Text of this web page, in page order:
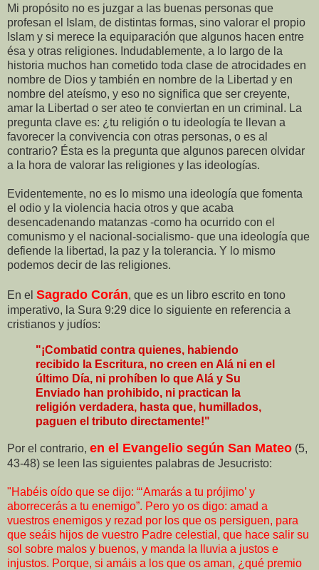
Mi propósito no es juzgar a las buenas personas que
profesan el Islam, de distintas formas, sino valorar el propio
Islam y si merece la equiparación que algunos hacen entre
ésa y otras religiones. Indudablemente, a lo largo de la
historia muchos han cometido toda clase de atrocidades en
nombre de Dios y también en nombre de la Libertad y en
nombre del ateísmo, y eso no significa que ser creyente,
amar la Libertad o ser ateo te conviertan en un criminal. La
pregunta clave es: ¿tu religión o tu ideología te llevan a
favorecer la convivencia con otras personas, o es al
contrario? Ésta es la pregunta que algunos parecen olvidar
a la hora de valorar las religiones y las ideologías.
Evidentemente, no es lo mismo una ideología que fomenta
el odio y la violencia hacia otros y que acaba
desencadenando matanzas -como ha ocurrido con el
comunismo y el nacional-socialismo- que una ideología que
defiende la libertad, la paz y la tolerancia. Y lo mismo
podemos decir de las religiones.
En el Sagrado Corán, que es un libro escrito en tono
imperativo, la Sura 9:29 dice lo siguiente en referencia a
cristianos y judíos:
"¡Combatid contra quienes, habiendo
recibido la Escritura, no creen en Alá ni en el
último Día, ni prohíben lo que Alá y Su
Enviado han prohibido, ni practican la
religión verdadera, hasta que, humillados,
paguen el tributo directamente!"
Por el contrario, en el Evangelio según San Mateo (5,
43-48) se leen las siguientes palabras de Jesucristo:
"Habéis oído que se dijo: “‘Amarás a tu prójimo’ y
aborrecerás a tu enemigo”. Pero yo os digo: amad a
vuestros enemigos y rezad por los que os persiguen, para
que seáis hijos de vuestro Padre celestial, que hace salir su
sol sobre malos y buenos, y manda la lluvia a justos e
injustos. Porque, si amáis a los que os aman, ¿qué premio